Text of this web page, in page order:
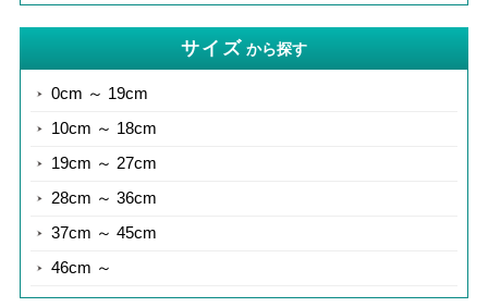
サイズ から探す
0cm ～ 19cm
10cm ～ 18cm
19cm ～ 27cm
28cm ～ 36cm
37cm ～ 45cm
46cm ～